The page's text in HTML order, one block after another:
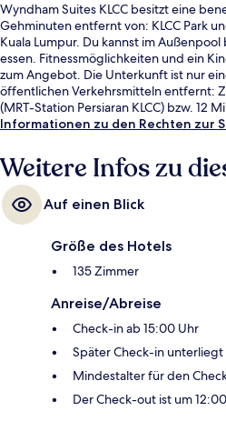
Wyndham Suites KLCC besitzt eine
Gehminuten entfernt von: KLCC Park
Kuala Lumpur. Du kannst im
essen. Fitnessmöglichkeiten und ein
zum Angebot. Die Unterkunft ist nur
öffentlichen Verkehrsmitteln entfernt:
(MRT-Station Persiaran KLCC) bzw. 12
Informationen zu den Rechten zur
Weitere Infos zu
Auf einen Blick
Größe des Hotels
135 Zimmer
Anreise/Abreise
Check-in ab 15:00 Uhr
Später Check-in
Mindestalter für den
Der Check-out ist um